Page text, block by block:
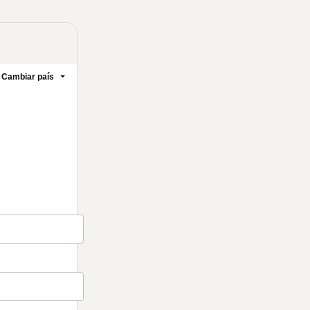
Cambiar país